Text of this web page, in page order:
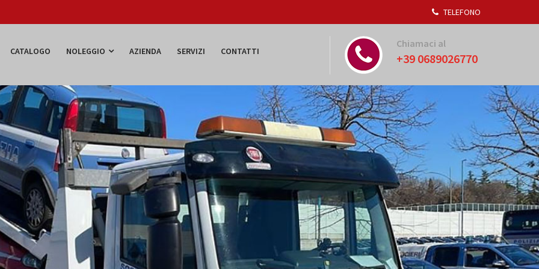
TELEFONO
CATALOGO NOLEGGIO AZIENDA SERVIZI CONTATTI
Chiamaci al
+39 0689026770